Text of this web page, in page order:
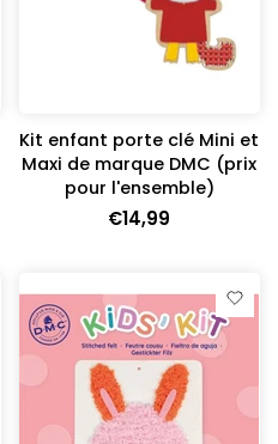
Kit enfant porte clé Mini et
Maxi de marque DMC (prix
pour l'ensemble)
€14,99